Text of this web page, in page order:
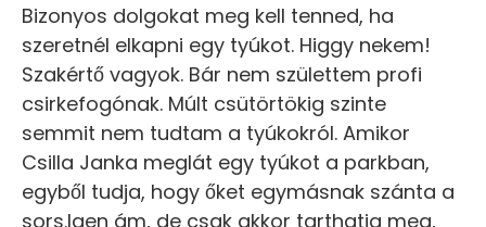
Bizonyos dolgokat meg kell tenned, ha
szeretnél elkapni egy tyúkot. Higgy nekem!
Szakértő vagyok. Bár nem születtem profi
csirkefogónak. Múlt csütörtökig szinte
semmit nem tudtam a tyúkokról. Amikor
Csilla Janka meglát egy tyúkot a parkban,
egyből tudja, hogy őket egymásnak szánta a
sors.Igen ám, de csak akkor tarthatja meg,